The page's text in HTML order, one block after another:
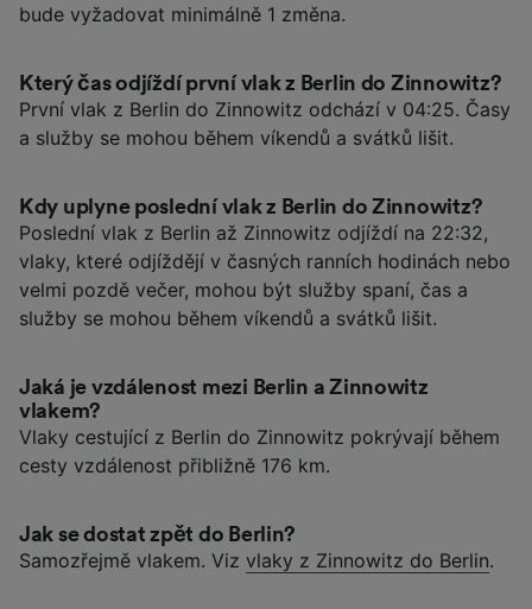
bude vyžadovat minimálně 1 změna.
Který čas odjíždí první vlak z Berlin do Zinnowitz?
První vlak z Berlin do Zinnowitz odchází v 04:25. Časy
a služby se mohou během víkendů a svátků lišit.
Kdy uplyne poslední vlak z Berlin do Zinnowitz?
Poslední vlak z Berlin až Zinnowitz odjíždí na 22:32,
vlaky, které odjíždějí v časných ranních hodinách nebo
velmi pozdě večer, mohou být služby spaní, čas a
služby se mohou během víkendů a svátků lišit.
Jaká je vzdálenost mezi Berlin a Zinnowitz
vlakem?
Vlaky cestující z Berlin do Zinnowitz pokrývají během
cesty vzdálenost přibližně 176 km.
Jak se dostat zpět do Berlin?
Samozřejmě vlakem. Viz vlaky z Zinnowitz do Berlin.